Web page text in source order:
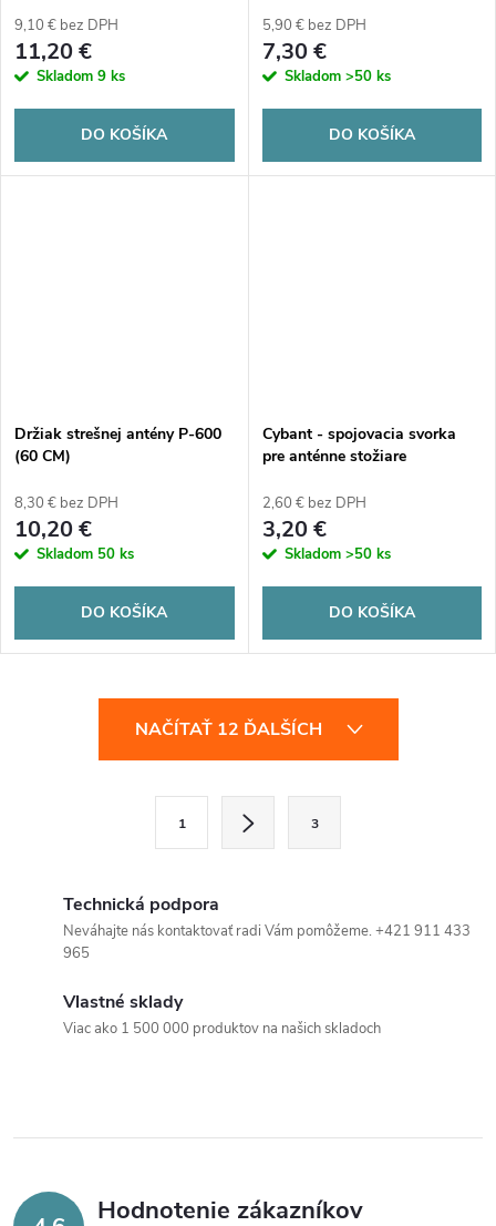
38/300H
9,10 € bez DPH
11,20 €
Skladom 9 ks
DO KOŠÍKA
5,90 € bez DPH
7,30 €
Skladom >50 ks
DO KOŠÍKA
Držiak strešnej antény P-600
(60 CM)
8,30 € bez DPH
10,20 €
Skladom 50 ks
DO KOŠÍKA
Cybant - spojovacia svorka
pre anténne stožiare
2,60 € bez DPH
3,20 €
Skladom >50 ks
DO KOŠÍKA
v
NAČÍTAŤ 12 ĎALŠÍCH
1 3
Technická podpora
Neváhajte nás kontaktovať radi Vám pomôžeme. +421 911 433
965
Vlastné sklady
Viac ako 1 500 000 produktov na našich skladoch
Hodnotenie zákazníkov